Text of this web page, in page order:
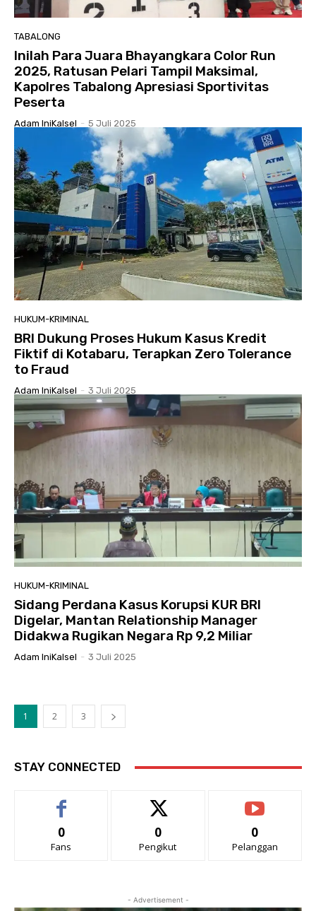
TABALONG
Inilah Para Juara Bhayangkara Color Run
2025, Ratusan Pelari Tampil Maksimal,
Kapolres Tabalong Apresiasi Sportivitas
Peserta
Adam IniKalsel - 5 Juli 2025
HUKUM-KRIMINAL
BRI Dukung Proses Hukum Kasus Kredit
Fiktif di Kotabaru, Terapkan Zero Tolerance
to Fraud
Adam IniKalsel - 3 Juli 2025
HUKUM-KRIMINAL
Sidang Perdana Kasus Korupsi KUR BRI
Digelar, Mantan Relationship Manager
Didakwa Rugikan Negara Rp 9,2 Miliar
Adam IniKalsel - 3 Juli 2025
1 2 3
STAY CONNECTED
0
Fans
0
Pengikut
0
Pelanggan
- Advertisement -